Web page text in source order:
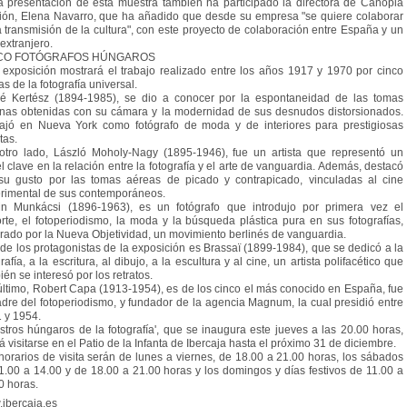
presentación de esta muestra también ha participado la directora de Canopia
Elena Navarro, que ha añadido que desde su empresa "se quiere colaborar
transmisión de la cultura", con este proyecto de colaboración entre España y un
FOTÓGRAFOS HÚNGAROS
exposición mostrará el trabajo realizado entre los años 1917 y 1970 por cinco
de la fotografía universal.
Kertész (1894-1985), se dio a conocer por la espontaneidad de las tomas
obtenidas con su cámara y la modernidad de sus desnudos distorsionados.
en Nueva York como fotógrafo de moda y de interiores para prestigiosas
lado, László Moholy-Nagy (1895-1946), fue un artista que representó un
clave en la relación entre la fotografía y el arte de vanguardia. Además, destacó
gusto por las tomas aéreas de picado y contrapicado, vinculadas al cine
de sus contemporáneos.
Munkácsi (1896-1963), es un fotógrafo que introdujo por primera vez el
el fotoperiodismo, la moda y la búsqueda plástica pura en sus fotografías,
por la Nueva Objetividad, un movimiento berlinés de vanguardia.
los protagonistas de la exposición es Brassaï (1899-1984), que se dedicó a la
a la escritura, al dibujo, a la escultura y al cine, un artista polifacético que
se interesó por los retratos.
Robert Capa (1913-1954), es de los cinco el más conocido en España, fue
del fotoperiodismo, y fundador de la agencia Magnum, la cual presidió entre
y 1954.
húngaros de la fotografía', que se inaugura este jueves a las 20.00 horas,
visitarse en el Patio de la Infanta de Ibercaja hasta el próximo 31 de diciembre.
de visita serán de lunes a viernes, de 18.00 a 21.00 horas, los sábados
a 14.00 y de 18.00 a 21.00 horas y los domingos y días festivos de 11.00 a
horas.